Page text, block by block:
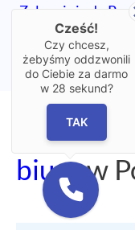
Zaloguj się do
biurow
Cześć!
Czy chcesz,
żebyśmy oddzwonili
do Ciebie za darmo
w 28 sekund?
TAK